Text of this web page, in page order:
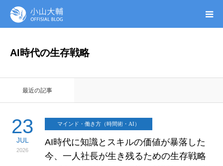
AI時代の生存戦略
最近の記事
23
JUL
2026
マインド・働き方（時間術・AI）
AI時代に知識とスキルの価値が暴落した
今、一人社長が生き残るための生存戦略
無料ガイドブック
オンシク本